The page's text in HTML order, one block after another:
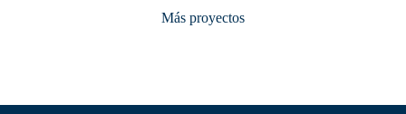
Más proyectos